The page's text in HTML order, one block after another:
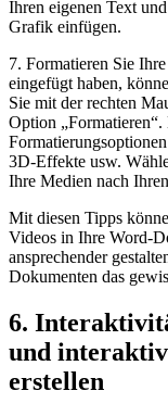
Ihren⁤ eigenen Text
Grafik einfügen.
7. Formatieren ‍Sie
eingefügt haben,
Sie mit der rechten
Option „Formatieren“.
3D-Effekte⁤ usw.
Ihre Medien nach
Mit diesen Tipps
Videos in Ihre Word-
ansprechender
Dokumenten das
6.
und
erstellen